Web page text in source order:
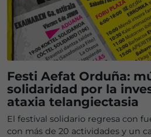
Festi Aefat Orduña:
solidaridad por la
ataxia telangiectasia
El festival solidario regresa con
con más de 20 actividades y un